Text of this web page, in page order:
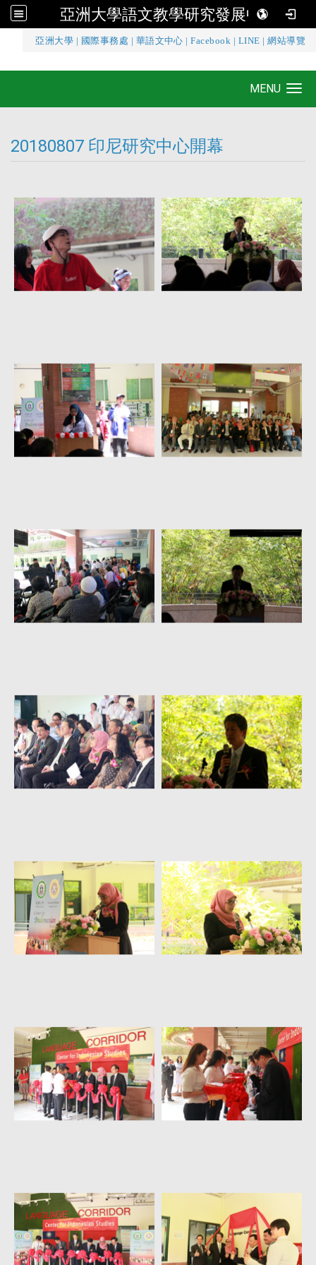
亞洲大學語文教學研究發展中心
亞洲大學 國際事務處 華語文中心 |Facebook LINE |網站導覽
亞洲大學語文教學研究發展中心
MENU
20180807 印尼研究中心開幕